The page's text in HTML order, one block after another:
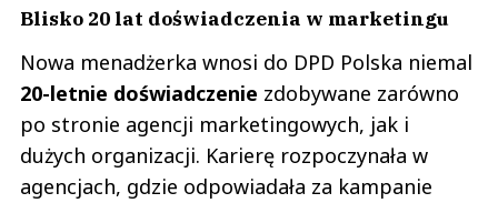
Blisko 20 lat doświadczenia w marketingu
Nowa menadżerka wnosi do DPD Polska niemal
20-letnie doświadczenie zdobywane zarówno
po stronie agencji marketingowych, jak i
dużych organizacji. Karierę rozpoczynała w
agencjach, gdzie odpowiadała za kampanie